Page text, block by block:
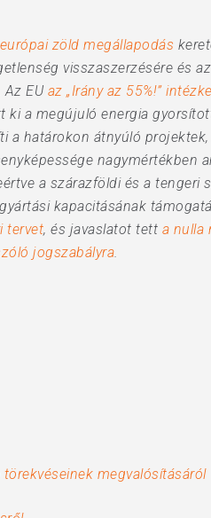
európai zöld megállapodás
visszaszerzésére és
Az EU az „Irány az 55%!”
a megújuló energia
a határokon átnyúló
nagymértékben
a szárazföldi és a tengeri
kapacitásának
tervet, és javaslatot tett a nulla
jogszabályra.
megvalósításáról